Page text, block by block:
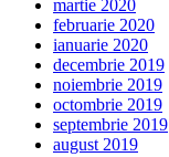
martie 2020
februarie 2020
ianuarie 2020
decembrie 2019
noiembrie 2019
octombrie 2019
septembrie 2019
august 2019